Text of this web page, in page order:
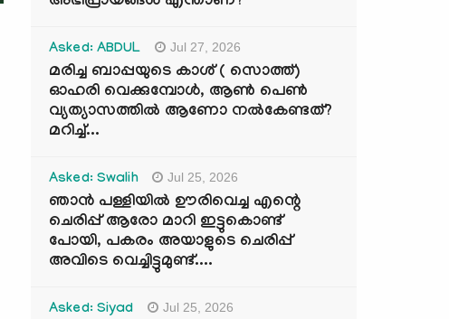
Asked: ABDUL Jul 27, 2026
മരിച്ച ബാപ്പയുടെ കാശ് ( സൊത്ത്)
ഓഹരി വെക്കുമ്പോൾ, ആണ്‍ പെണ്‍
വ്യത്യാസത്തില്‍ ആണോ നല്‍കേണ്ടത്?
മറിച്ച്...
Asked: Swalih Jul 25, 2026
ഞാൻ പള്ളിയിൽ ഊരിവെച്ച എന്റെ
ചെരിപ്പ് ആരോ മാറി ഇട്ടുകൊണ്ട്
പോയി, പകരം അയാളുടെ ചെരിപ്പ്
അവിടെ വെച്ചിട്ടുമുണ്ട്....
Asked: Siyad Jul 25, 2026